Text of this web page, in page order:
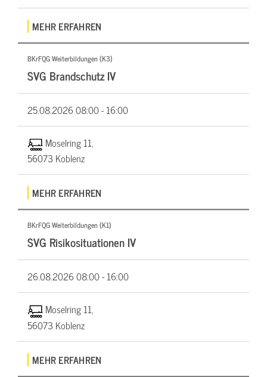
MEHR ERFAHREN
BKrFQG Weiterbildungen (K3)
SVG Brandschutz IV
25.08.202608:00 - 16:00
Moselring 11,
56073 Koblenz
MEHR ERFAHREN
BKrFQG Weiterbildungen (K1)
SVG Risikosituationen IV
26.08.202608:00 - 16:00
Moselring 11,
56073 Koblenz
MEHR ERFAHREN